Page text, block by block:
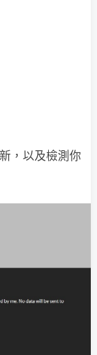
，以及檢測你